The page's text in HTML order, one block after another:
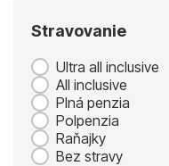
Stravovanie
Ultra all inclusive
All inclusive
Plná penzia
Polpenzia
Raňajky
Bez stravy